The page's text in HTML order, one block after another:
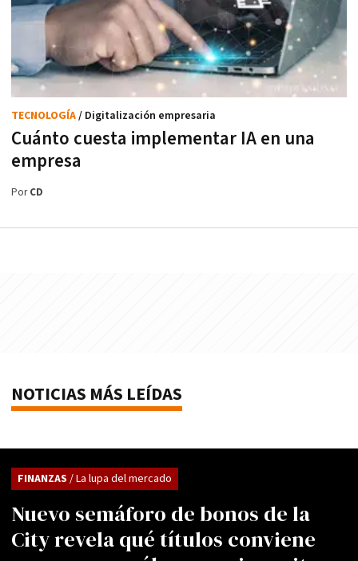
Cuánto cuesta implementar IA en una
empresa
TECNOLOGÍA/ Digitalización empresaria
PorCD
NOTICIAS MÁS LEÍDAS
Nuevo semáforo de bonos de la
City revela qué títulos conviene
FINANZAS / La lupa del mercado